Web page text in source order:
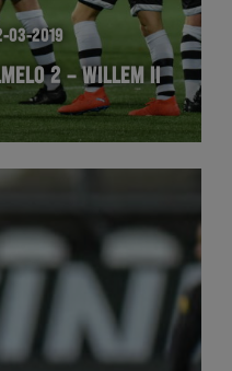
03-2019
2 – WILLEM II